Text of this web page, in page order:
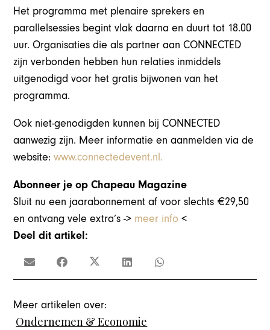
Het programma met plenaire sprekers en
parallelsessies begint vlak daarna en duurt tot 18.00
uur. Organisaties die als partner aan CONNECTED
zijn verbonden hebben hun relaties inmiddels
uitgenodigd voor het gratis bijwonen van het
programma.
Ook niet-genodigden kunnen bij CONNECTED
aanwezig zijn. Meer informatie en aanmelden via de
website:www.connectedevent.nl.
Abonneer je op Chapeau Magazine
Sluit nu een jaarabonnement af voor slechts €29,50
en ontvang vele extra’s -> meer info <
Deel dit artikel:
Meer artikelen over:
Ondernemen & Economie